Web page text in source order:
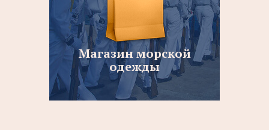
Магазин морской
одежды